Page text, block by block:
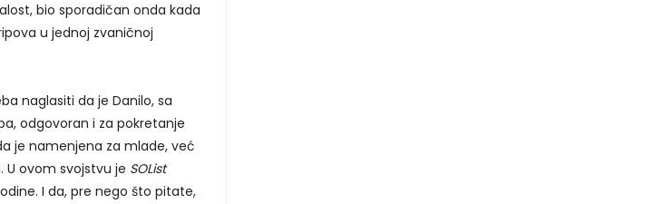
bio sporadičan onda kada
u jednoj zvaničnoj
naglasiti da je Danilo, sa
odgovoran i za pokretanje
je namenjena za mlade, već
U ovom svojstvu je SOList
I da, pre nego što pitate,